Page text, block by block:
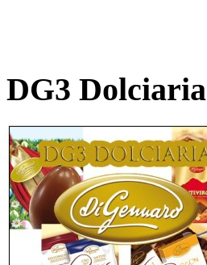
DG3 Dolciaria